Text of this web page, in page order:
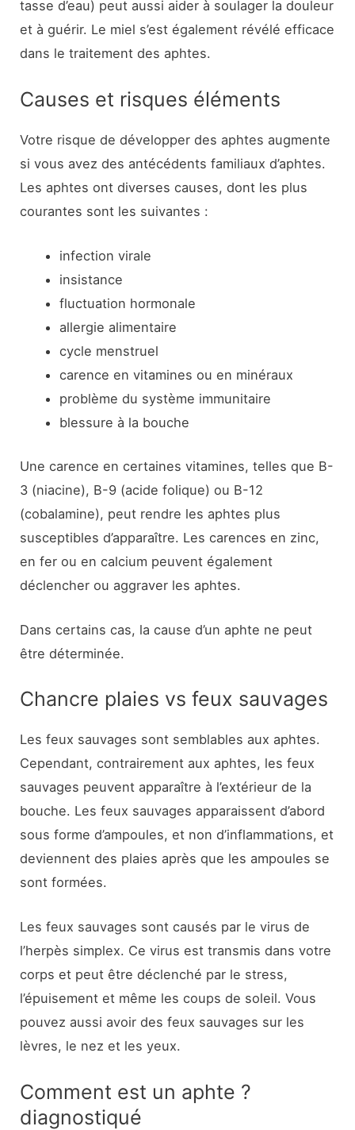
tasse d’eau) peut aussi aider à soulager la douleur
et à guérir. Le miel s’est également révélé efficace
dans le traitement des aphtes.
Causes et risques éléments
Votre risque de développer des aphtes augmente
si vous avez des antécédents familiaux d’aphtes.
Les aphtes ont diverses causes, dont les plus
courantes sont les suivantes :
infection virale
insistance
fluctuation hormonale
allergie alimentaire
cycle menstruel
carence en vitamines ou en minéraux
problème du système immunitaire
blessure à la bouche
Une carence en certaines vitamines, telles que B-
3 (niacine), B-9 (acide folique) ou B-12
(cobalamine), peut rendre les aphtes plus
susceptibles d’apparaître. Les carences en zinc,
en fer ou en calcium peuvent également
déclencher ou aggraver les aphtes.
Dans certains cas, la cause d’un aphte ne peut
être déterminée.
Chancre plaies vs feux sauvages
Les feux sauvages sont semblables aux aphtes.
Cependant, contrairement aux aphtes, les feux
sauvages peuvent apparaître à l’extérieur de la
bouche. Les feux sauvages apparaissent d’abord
sous forme d’ampoules, et non d’inflammations, et
deviennent des plaies après que les ampoules se
sont formées.
Les feux sauvages sont causés par le virus de
l’herpès simplex. Ce virus est transmis dans votre
corps et peut être déclenché par le stress,
l’épuisement et même les coups de soleil. Vous
pouvez aussi avoir des feux sauvages sur les
lèvres, le nez et les yeux.
Comment est un aphte ?
diagnostiqué